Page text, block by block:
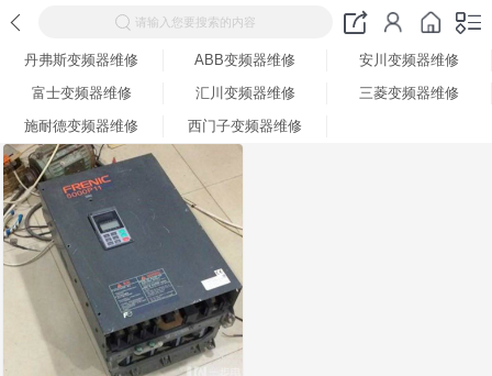
请输入您要搜索的内容
丹弗斯变频器维修 ABB变频器维修
安川变频器维修
富士变频器维修
汇川变频器维修
三菱变频器维修
施耐德变频器维修
西门子变频器维修